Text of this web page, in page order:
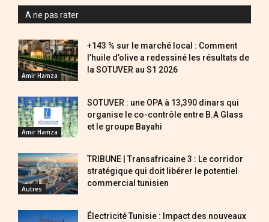
A ne pas rater
Amir Hamza
+143 % sur le marché local : Comment
l’huile d’olive a redessiné les résultats de
la SOTUVER au S1 2026
Amir Hamza
SOTUVER : une OPA à 13,390 dinars qui
organise le co-contrôle entre B.A Glass
et le groupe Bayahi
Autres
TRIBUNE | Transafricaine 3 : Le corridor
stratégique qui doit libérer le potentiel
commercial tunisien
Électricité Tunisie : Impact des nouveaux